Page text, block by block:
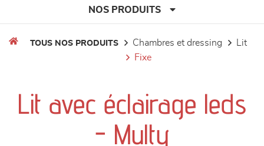
NOS PRODUITS
séjours
meubles de complément
TOUS NOS PRODUITS chambres et dressing
lit
fixe
Lit avec éclairage leds
- Multy